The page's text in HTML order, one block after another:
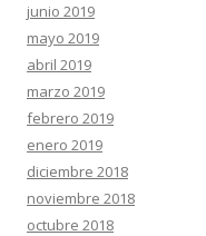
junio 2019
mayo 2019
abril 2019
marzo 2019
febrero 2019
enero 2019
diciembre 2018
noviembre 2018
octubre 2018